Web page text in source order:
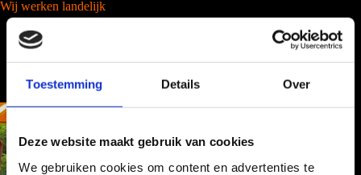
Toestemming Details Over
Deze website maakt gebruik van cookies
We gebruiken cookies om content en advertenties te
Wij werken landelijk